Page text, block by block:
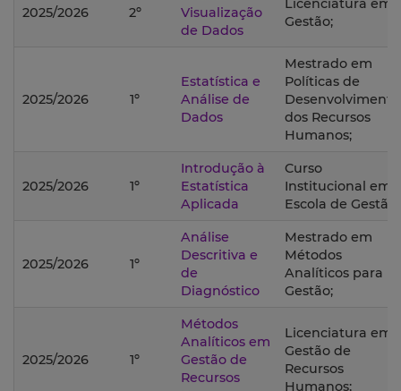
2025/2026 2º
Visualização
de Dados
Licenciatura em
Gestão;
2025/2026 1º
Estatística e
Análise de
Dados
Mestrado em
Políticas de
Desenvolvimento
dos Recursos
Humanos;
2025/2026 1º
Introdução à
Estatística
Aplicada
Curso
Institucional em
Escola de Gestão;
2025/2026 1º
Análise
Descritiva e
de
Diagnóstico
Mestrado em
Métodos
Analíticos para
Gestão;
2025/2026 1º
Métodos
Analíticos em
Gestão de
Recursos
Licenciatura em
Gestão de
Recursos
Humanos;